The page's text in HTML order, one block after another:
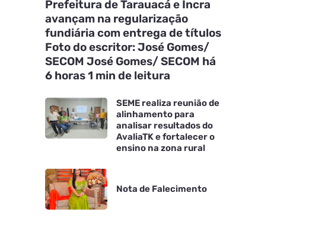
Prefeitura de Tarauacá e Incra
avançam na regularização
fundiária com entrega de títulos
Foto do escritor: José Gomes/
SECOM José Gomes/ SECOM há
6 horas 1 min de leitura
SEME realiza reunião de
alinhamento para
analisar resultados do
AvaliaTK e fortalecer o
ensino na zona rural
Nota de Falecimento